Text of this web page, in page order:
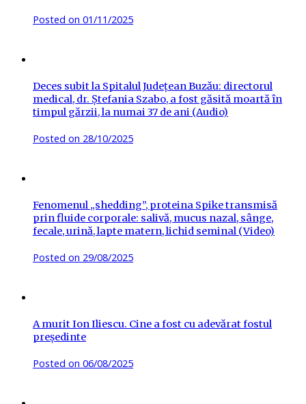
Posted on 01/11/2025
Deces subit la Spitalul Județean Buzău: directorul
medical, dr. Ștefania Szabo, a fost găsită moartă în
timpul gărzii, la numai 37 de ani (Audio)
Posted on 28/10/2025
Fenomenul „shedding”, proteina Spike transmisă
prin fluide corporale: salivă, mucus nazal, sânge,
fecale, urină, lapte matern, lichid seminal (Video)
Posted on 29/08/2025
A murit Ion Iliescu. Cine a fost cu adevărat fostul
președinte
Posted on 06/08/2025